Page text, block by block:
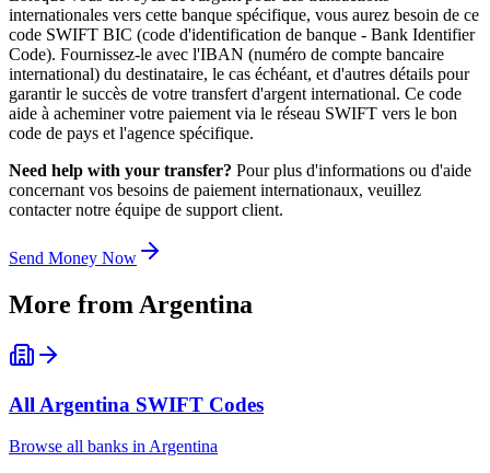
internationales vers cette banque spécifique, vous aurez besoin de ce
code SWIFT BIC (code d'identification de banque - Bank Identifier
Code). Fournissez-le avec l'IBAN (numéro de compte bancaire
international) du destinataire, le cas échéant, et d'autres détails pour
garantir le succès de votre transfert d'argent international. Ce code
aide à acheminer votre paiement via le réseau SWIFT vers le bon
code de pays et l'agence spécifique.
Need help with your transfer? Pour plus d'informations ou d'aide
concernant vos besoins de paiement internationaux, veuillez
contacter notre équipe de support client.
Send Money Now
More from Argentina
All Argentina SWIFT Codes
Browse all banks inArgentina